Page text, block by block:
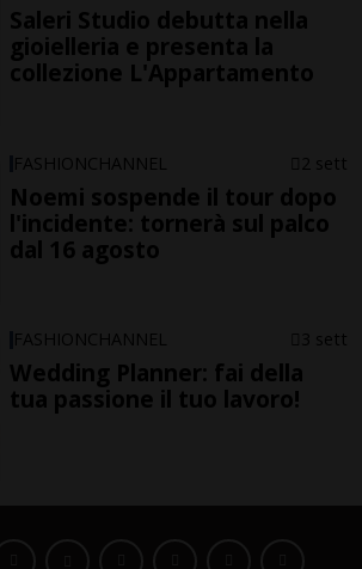
Saleri Studio debutta nella
gioielleria e presenta la
collezione L'Appartamento
FASHIONCHANNEL 2 sett
Noemi sospende il tour dopo
l'incidente: tornerà sul palco
dal 16 agosto
FASHIONCHANNEL 3 sett
Wedding Planner: fai della
tua passione il tuo lavoro!